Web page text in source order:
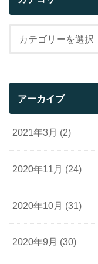
アーカイブ
2021年3月 (2)
2020年11月 (24)
2020年10月 (31)
2020年9月 (30)